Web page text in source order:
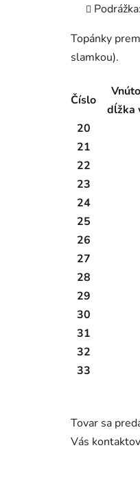
Topánky
slamkou).
Číslo
dĺžka
20
21
22
23
24
25
26
27
28
29
30
31
32
33
Tovar sa
Vás